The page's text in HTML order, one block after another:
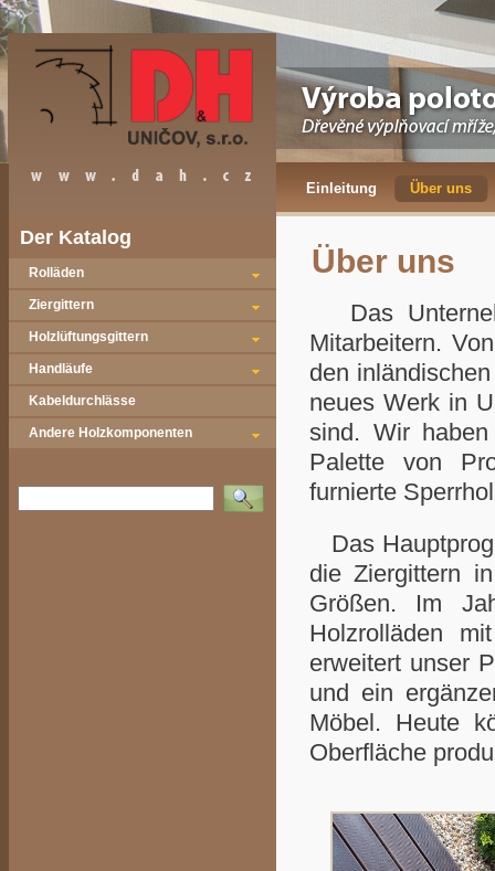
Einleitung Über uns
Der Katalog
Rolläden
Ziergittern
Holzlüftungsgittern
Handläufe
Kabeldurchlässe
Andere Holzkomponenten
Vyhledat
Über uns
Das
Mitarbeitern.
den
neues Werk in
sind. Wir
Palette von
furnierte
Das
die Ziergittern
Größen. Im
Holzrolläden
erweitert unser
und ein
Möbel. Heute
Oberfläche